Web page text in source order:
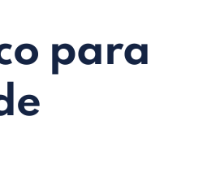
para